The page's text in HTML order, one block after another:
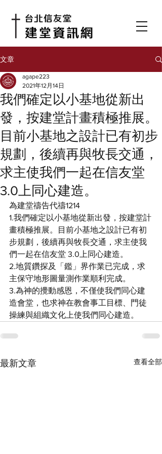
文章
我們確定以小基地從新出
發，按建堂計畫積極推展。
目前小基地之設計已有初步
規劃，後續再與牧長交通，
求主使我們一起在信友堂
3.0上同心建造。
agape223
2021年12月14日
為建堂禱告代禱1214
1.我們確定以小基地從新出發，按建堂計
畫積極推展。目前小基地之設計已有初
步規劃，後續再與牧長交通，求主使我
們一起在信友堂 3.0上同心建造。
2.地質鑽探及「鑑」界作業已完成，求
主保守地形圖量測作業順利完成。
3.為神的攪動感恩，不僅使我們同心建
造會堂，也求神在教會事工目標、門徒
操練與組織文化上使我們同心建造。
最新文章 查看全部